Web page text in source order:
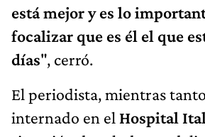
está mejor y es lo
focalizar que es él el que
días", cerró.
El periodista, mientras
internado en el Hospital